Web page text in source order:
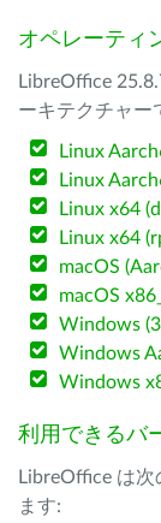
オペレーティ
LibreOffice
ーキテクチャー
Linux
Linux
Linux x64
Linux x64
macOS
macOS
Windows
Windows
Windows
利用できるバ
LibreOffice は次
ます: